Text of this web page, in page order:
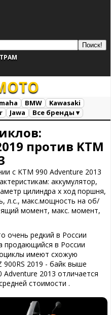
BMW
Kawasaki
Jawa
Все бренды ▾
против KTM
с KTM 990 Adventure 2013
аккумулятор,
цилиндра х ход поршня,
л.с., макс.мощность на об/
момент, макс. момент,
очень редкий в России
продающийся в России
имеют схожую
900RS 2019 - байк выше
2013 отличается
стоимости .